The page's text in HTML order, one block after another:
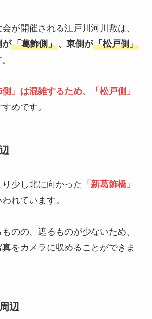
が開催される江戸川河川敷は、
が「葛飾側」、東側が「松戸側」
側」は混雑するため、「松戸側」
めです。
少し北に向かった 「新葛飾橋」
れています。
のの、遮るものが少ないため、
をカメラに収めることができま
辺